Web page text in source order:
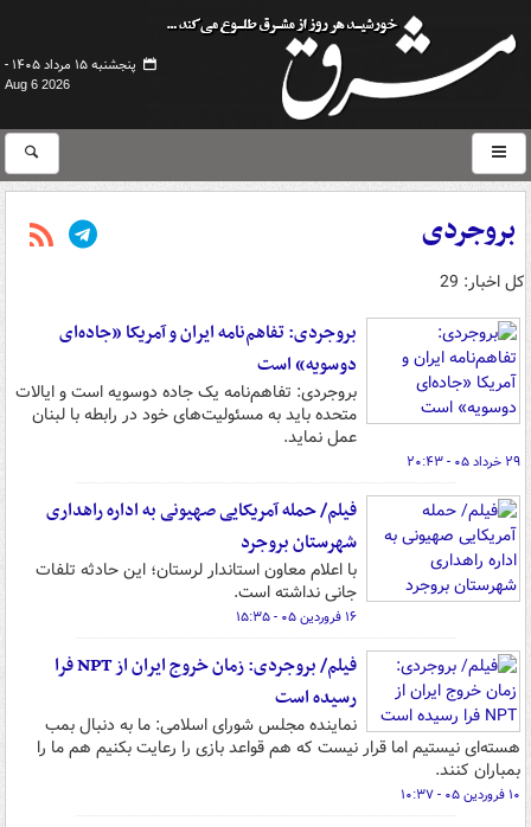
پنجشنبه ۱۵ مرداد ۱۴۰۵ -
Aug 6 2026
بروجردی
کل اخبار: 29
بروجردی: تفاهم‌نامه ایران و آمریکا «جاده‌ای
دوسویه» است
بروجردی: تفاهم‌نامه یک جاده دوسویه است و ایالات
متحده باید به مسئولیت‌های خود در رابطه با لبنان
عمل نماید.
۲۹ خرداد ۰۵ - ۲۰:۴۳
فیلم/ حمله آمریکایی‌ صهیونی به اداره راهداری
شهرستان بروجرد
با اعلام معاون استاندار لرستان؛ این حادثه تلفات
جانی نداشته است.
۱۶ فروردین ۰۵ - ۱۵:۳۵
فیلم/ بروجردی‌: زمان خروج ایران از NPT فرا
رسیده است
نماینده مجلس شورای اسلامی: ما به دنبال بمب
هسته‌ای نیستیم اما قرار نیست که هم قواعد بازی را رعایت بکنیم هم ما را
بمباران کنند.
۱۰ فروردین ۰۵ - ۱۰:۳۷